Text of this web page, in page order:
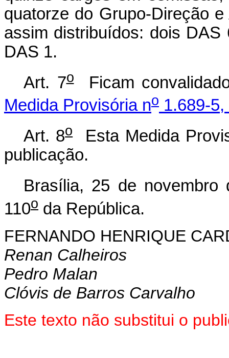
quatorze do Grupo-Direção
assim distribuídos: dois
DAS 1.
Art. 7oFicam
Medida Provisória no 1.689-
Art. 8oEsta Medida
publicação.
Brasília, 25 de novembro
110o da República.
FERNANDO HENRIQUE
Renan Calheiros
Pedro Malan
Clóvis de Barros Carvalho
Este texto não substitui o